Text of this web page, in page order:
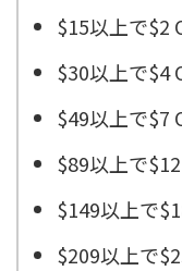
$15以上で$2
$30以上で$4
$49以上で$7
$89以上で$12
$149以上で
$209以上で